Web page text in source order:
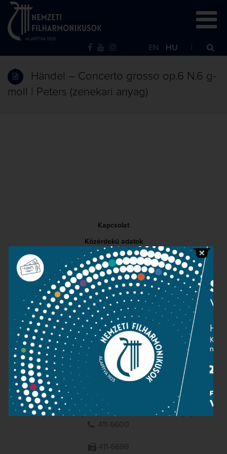
EN HU
Händel – Concerto grosso op.6 N.6 g-
moll | Peters (zenekari anyag)
Kapcsolat
Közérdekű adatok
Sajtószoba
Adatvédelem
Impresszum
NEMZETI
FILHARMONIKUSOK
1095 Budapest, Komor Marcell u. 1. (Müpa)
411-6600
411-6699